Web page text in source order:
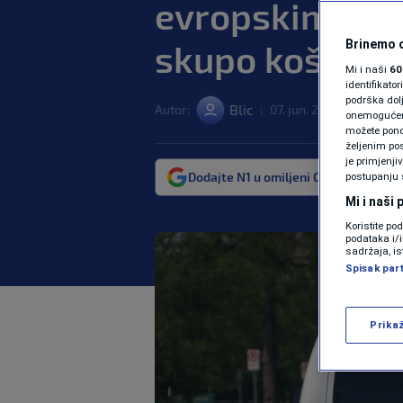
evropskim
skupo koštati
Autor: Blic 07. jun. 2026. 13:01
Dodajte N1 u omiljeni Google izvor
Brinemo
Mi i naši
podrška
možete
željenim
je
postupanju
Mi i naši
Koristite
podataka i/
sadržaja,
Spisak